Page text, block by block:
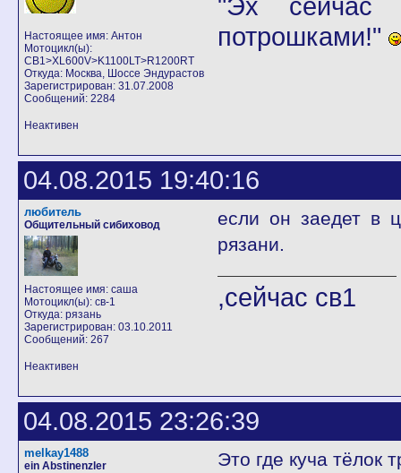
Настоящее имя: Антон
Мотоцикл(ы):
CB1>XL600V>K1100LT>R1200RT
Откуда: Москва, Шоссе Эндурастов
Зарегистрирован: 31.07.2008
Сообщений: 2284
потрошками!"
Неактивен
04.08.2015 19:40:16
любитель
Общительный сибиховод
Настоящее имя: саша
Мотоцикл(ы): св-1
Откуда: рязань
Зарегистрирован: 03.10.2011
Сообщений: 267
если он заедет в
рязани.
,сейчас св1
Неактивен
04.08.2015 23:26:39
melkay1488
ein Abstinenzler
Это где куча тёлок